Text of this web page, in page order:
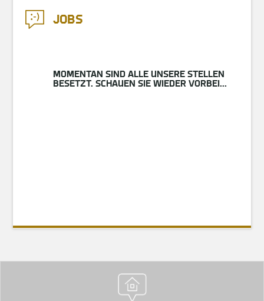
JOBS
MOMENTAN SIND ALLE UNSERE STELLEN
BESETZT. SCHAUEN SIE WIEDER VORBEI...